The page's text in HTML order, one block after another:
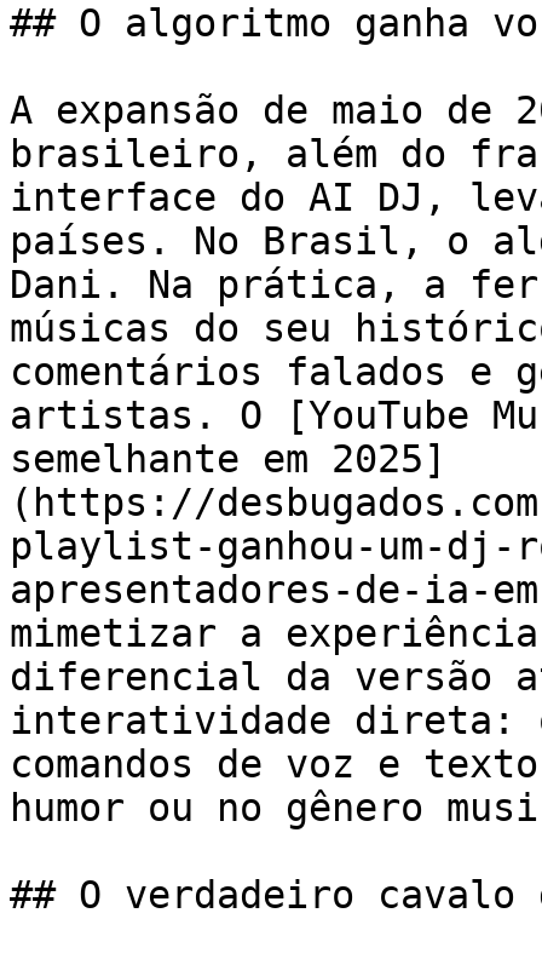
## O algoritmo ganha
A expansão de maio de
brasileiro, além do
interface do AI DJ,
países. No Brasil, o
Dani. Na prática, a
músicas do seu
comentários falados e
artistas. O [YouTube
semelhante em 2025]
(https://
playlist-ganhou-um-dj-
apresentadores-de-ia-
mimetizar a
diferencial da versão
interatividade direta:
comandos de voz e
humor ou no gênero
## O verdadeiro